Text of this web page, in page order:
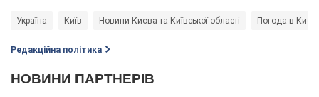
Україна Київ Новини Києва та Київської області Погода в Києві
Редакційна політика